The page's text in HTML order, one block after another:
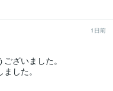
1日前
ざいました。
した。